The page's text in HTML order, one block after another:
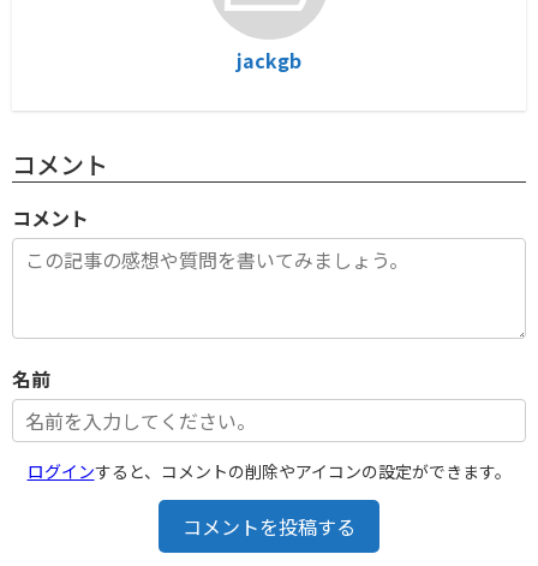
jackgb
コメント
コメント
名前
ログインすると、コメントの削除やアイコンの設定ができます。
コメントを投稿する